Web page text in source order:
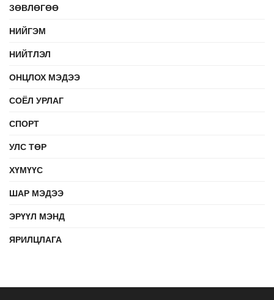
ЗӨВЛӨГӨӨ
НИЙГЭМ
НИЙТЛЭЛ
ОНЦЛОХ МЭДЭЭ
СОЁЛ УРЛАГ
СПОРТ
УЛС ТӨР
ХҮМҮҮС
ШАР МЭДЭЭ
ЭРҮҮЛ МЭНД
ЯРИЛЦЛАГА